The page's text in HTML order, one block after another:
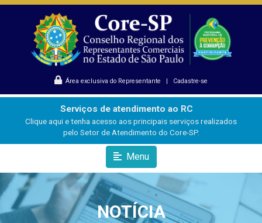
Área exclusiva do Representante | Cadastre-se
Serviços de atendimento ao RC
Clique aqui e tenha acesso aos principais serviços realizados
pelo Setor de Atendimento do Core-SP.
Menu
NOTÍCIA